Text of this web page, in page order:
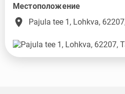
Местоположение
place Pajula tee 1, Lohkva,